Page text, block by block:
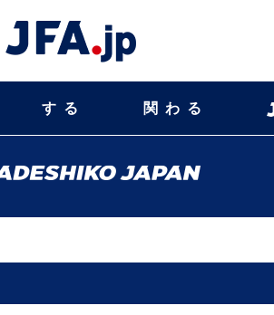
する 関わる